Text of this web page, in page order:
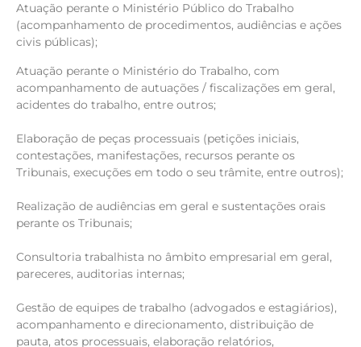
Atuação perante o Ministério Público do Trabalho
(acompanhamento de procedimentos, audiências e ações
civis públicas);
Atuação perante o Ministério do Trabalho, com
acompanhamento de autuações / fiscalizações em geral,
acidentes do trabalho, entre outros;
Elaboração de peças processuais (petições iniciais,
contestações, manifestações, recursos perante os
Tribunais, execuções em todo o seu trâmite, entre outros);
Realização de audiências em geral e sustentações orais
perante os Tribunais;
Consultoria trabalhista no âmbito empresarial em geral,
pareceres, auditorias internas;
Gestão de equipes de trabalho (advogados e estagiários),
acompanhamento e direcionamento, distribuição de
pauta, atos processuais, elaboração relatórios,